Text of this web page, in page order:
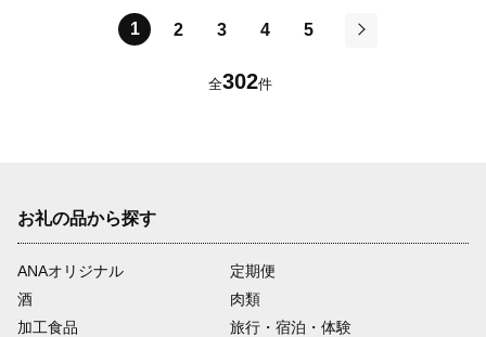
1 2 3 4
5
全302件
お礼の品から探す
ANAオリジナル
定期便
酒
肉類
加工食品
旅行・宿泊・体験